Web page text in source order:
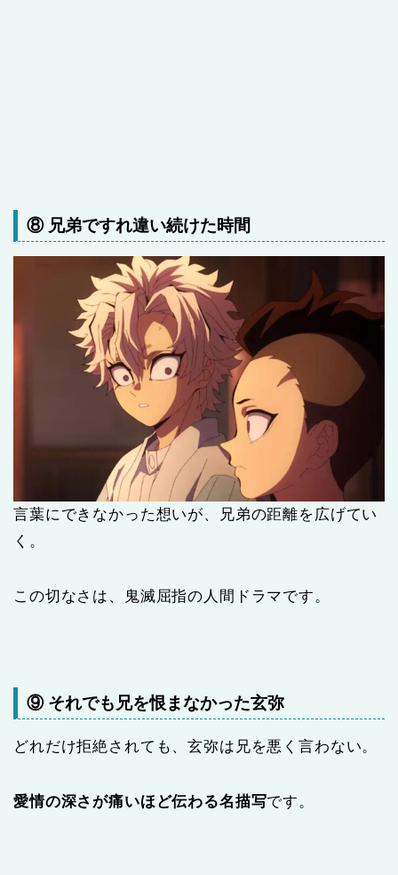
⑧ 兄弟ですれ違い続けた時間
言葉にできなかった想いが、兄弟の距離を広げてい
く。
この切なさは、鬼滅屈指の人間ドラマです。
⑨ それでも兄を恨まなかった玄弥
どれだけ拒絶されても、玄弥は兄を悪く言わない。
愛情の深さが痛いほど伝わる名描写です。